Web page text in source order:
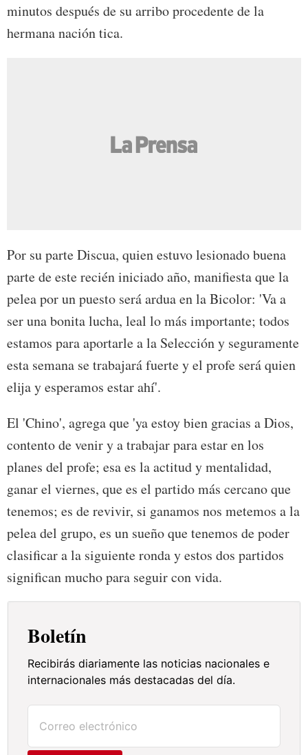
minutos después de su arribo procedente de la
hermana nación tica.
Por su parte Discua, quien estuvo lesionado buena
parte de este recién iniciado año, manifiesta que la
pelea por un puesto será ardua en la Bicolor: 'Va a
ser una bonita lucha, leal lo más importante; todos
estamos para aportarle a la Selección y seguramente
esta semana se trabajará fuerte y el profe será quien
elija y esperamos estar ahí'.
El 'Chino', agrega que 'ya estoy bien gracias a Dios,
contento de venir y a trabajar para estar en los
planes del profe; esa es la actitud y mentalidad,
ganar el viernes, que es el partido más cercano que
tenemos; es de revivir, si ganamos nos metemos a la
pelea del grupo, es un sueño que tenemos de poder
clasificar a la siguiente ronda y estos dos partidos
significan mucho para seguir con vida.
Boletín
Recibirás diariamente las noticias nacionales e
internacionales más destacadas del día.